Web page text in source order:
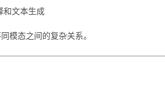
和文本生成
模态之间的复杂关系。